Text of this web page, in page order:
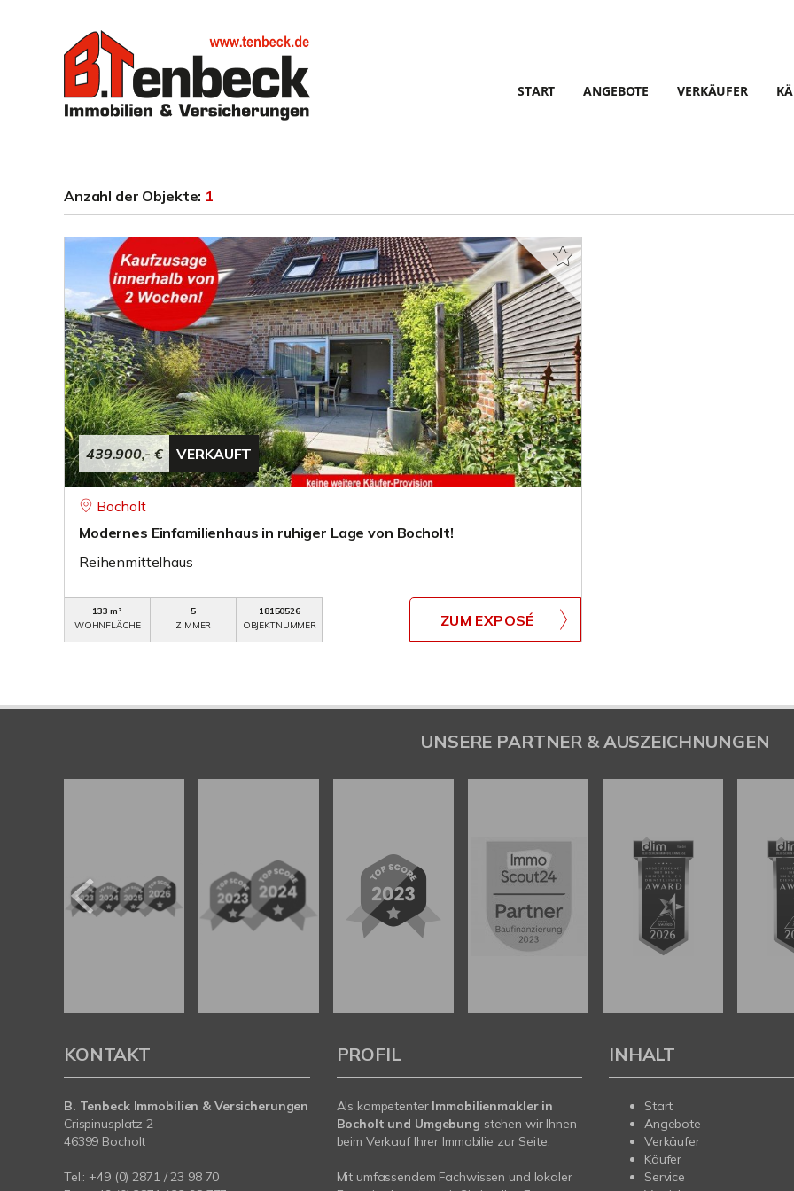
START ANGEBOTE VERKÄUFER
Anzahl der Objekte: 1
439.900,- € VERKAUFT
Bocholt
Modernes Einfamilienhaus in ruhiger Lage von Bocholt!
Reihenmittelhaus
133 m²
WOHNFLÄCHE
5
ZIMMER
18150526
OBJEKTNUMMER
ZUM EXPOSÉ
UNSERE PARTNER & AUSZEICHNUNGEN
KONTAKT
B. Tenbeck Immobilien & Versicherungen
Crispinusplatz 2
46399 Bocholt
Tel.: +49 (0) 2871 / 23 98 70
PROFIL
Als kompetenter Immobilienmakler in
Bocholt und Umgebung stehen wir Ihnen
beim Verkauf Ihrer Immobilie zur Seite.
Mit umfassendem Fachwissen und lokaler
INHALT
Start
Angebote
Verkäufer
Käufer
Service